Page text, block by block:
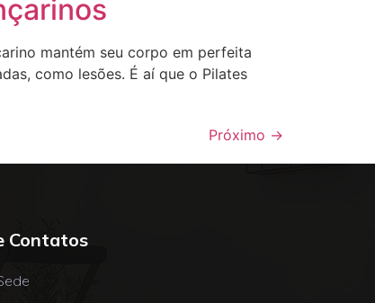
mantém seu corpo em perfeita
como lesões. É aí que o Pilates
Próximo →
Contatos